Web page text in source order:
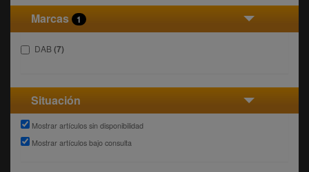
Marcas 1
DAB(7)
Situación
Mostrar artículos sin disponibilidad
Mostrar artículos bajo consulta